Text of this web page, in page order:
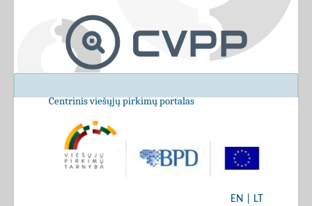
Centrinis viešųjų pirkimų portalas
EN LT